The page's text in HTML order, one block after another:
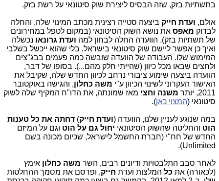
בתשתיות בזק, שזה הבסיס ליצירת שוק סיטונאי על רשת בזק.
אולם, ועדת חייק ביצעה סטייה רצינית מכתב המינוי שלה, והחלה
לבדוק מאפס את נושא השוק הסיטונאי (במקום לטפל במחירונים
של תשתיות בזק). הוועדה החלה לבחון למה ועדת גרונאו נכשלה
ואיך כן אפשר ליישם שוק סיטונאי בישראל, בלי שהוא ייכשל בשלבי
המימוש שלו. העבודה של הוועדה שובשה כמה פעמים בבג"צים
ולחצים שבאו מכל כיוון (שהייתי חלק מהם...). בסופו של דבר,
הוועדה ביצעה שימוע ציבורי נרחב לכיוון החדש שלה, שקיבל את
האישור העקרוני לשינוי הכיוון ע"י משה כחלון, והגישה באוקטובר
2011, יותר
משנה וחצי מאז שמונתה, את הדו"ח המקיף שלה לשוק
סיטונאי (המצוי כאן).
במה שנוגע לעניין שלנו, הוועדה (ועדת חייק) דחתה את כל טענות
הוט והחליטה שהשוק הסיטונאי יחול גם על הוט וגם על המיזם
החדש של חח"י (חברת החשמל לישראל, שכיום מכונה בשם
Unlimited
).
לאחר סבב התלבטויות ודיונים רבים, השר משה כחלון אימץ
(לכאורה) את כל המלצות ועדת חייק, ופרסם את מסמך ההחלטות